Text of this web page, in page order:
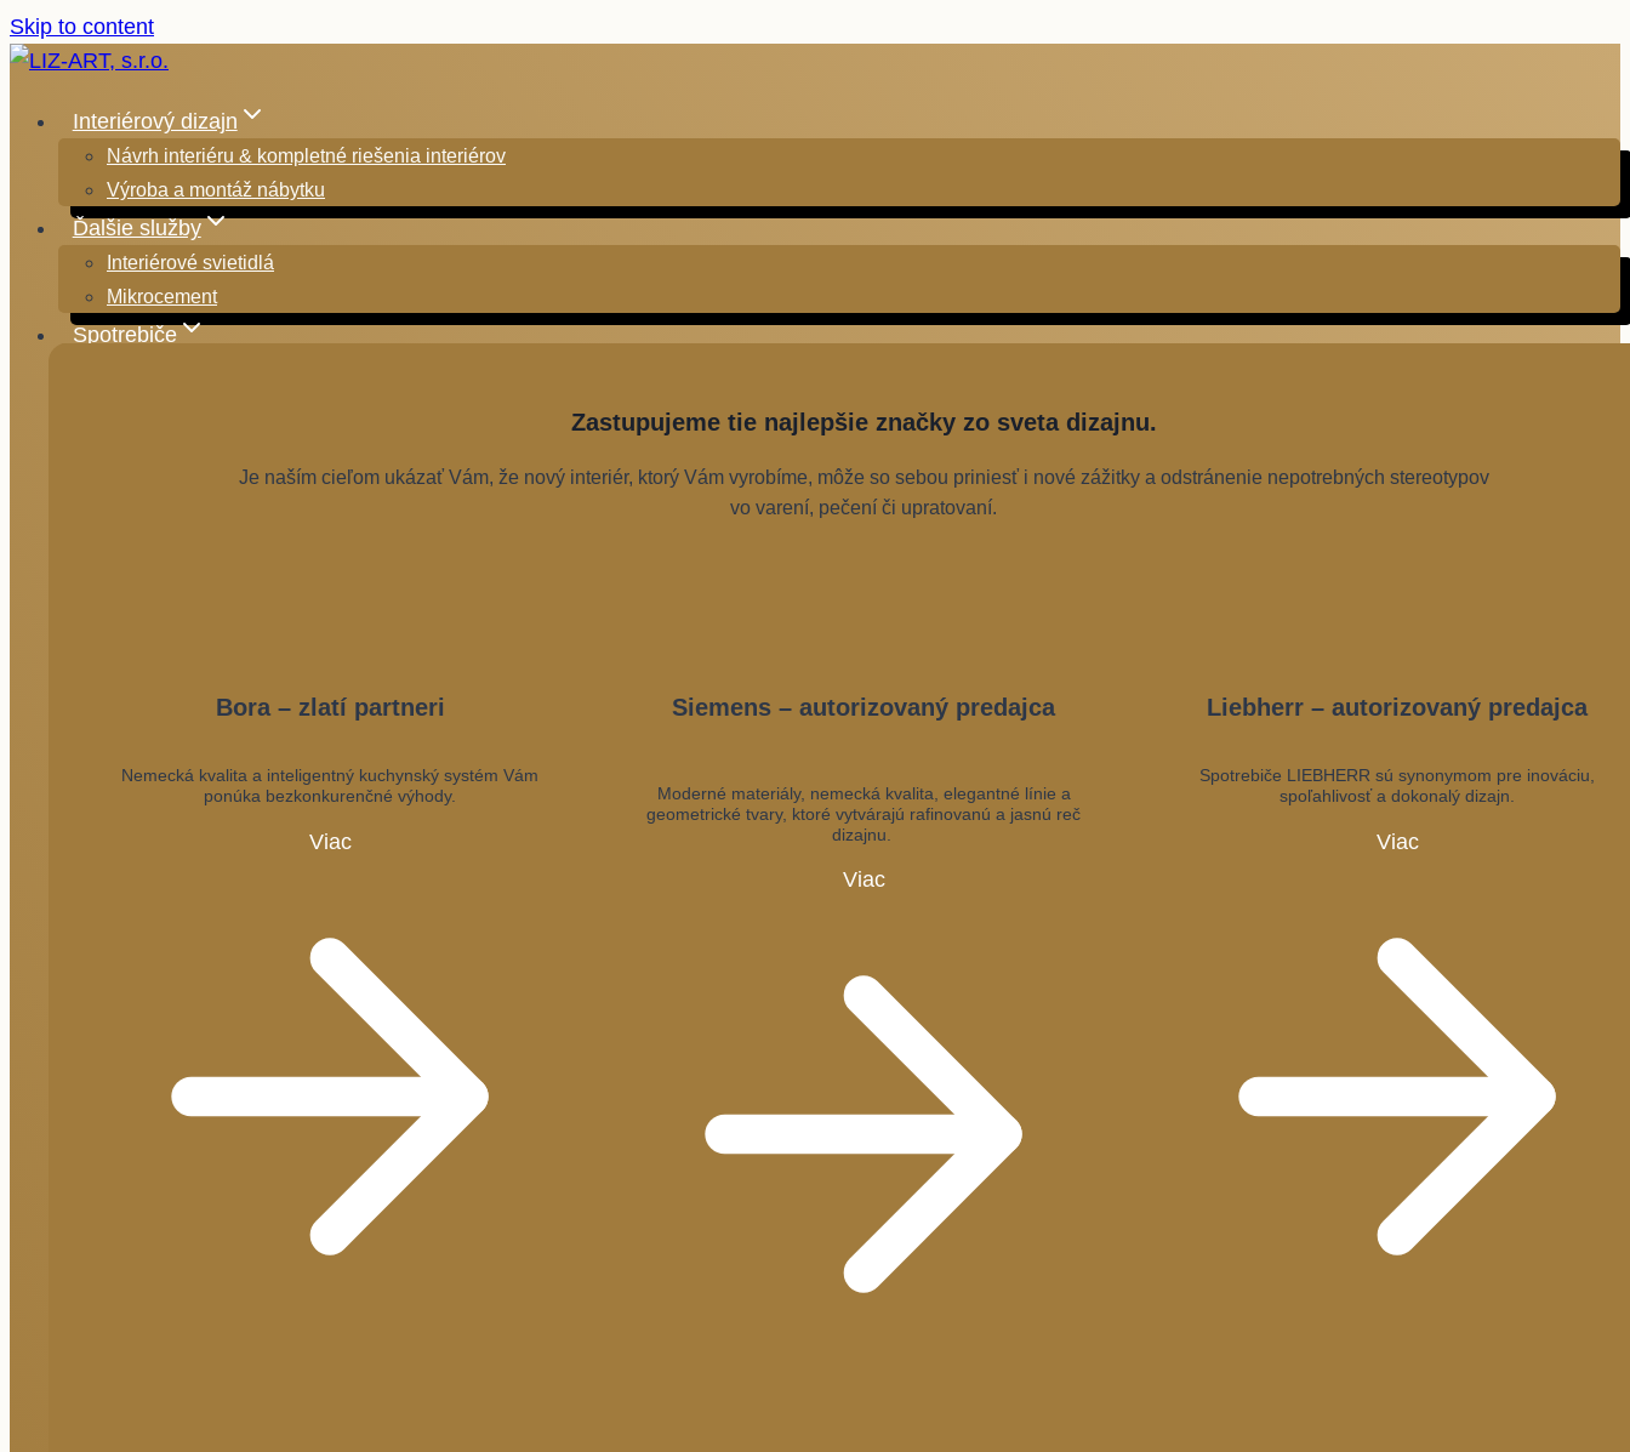
Skip to content
Interiérový dizajn
Návrh interiéru & kompletné riešenia interiérov
Výroba a montáž nábytku
Ďalšie služby
Interiérové svietidlá
Mikrocement
Spotrebiče
Zastupujeme tie najlepšie značky zo sveta dizajnu.
Je naším cieľom ukázať Vám, že nový interiér, ktorý Vám vyrobíme, môže so sebou priniesť i nové zážitky a odstránenie nepotrebných stereotypov
vo varení, pečení či upratovaní.
Bora – zlatí partneri
Nemecká kvalita a inteligentný kuchynský systém Vám
ponúka bezkonkurenčné výhody.
Viac
Siemens – autorizovaný predajca
Moderné materiály, nemecká kvalita, elegantné línie a
geometrické tvary, ktoré vytvárajú rafinovanú a jasnú reč
dizajnu.
Viac
Liebherr – autorizovaný predajca
Spotrebiče LIEBHERR sú synonymom pre inováciu,
spoľahlivosť a dokonalý dizajn.
Viac